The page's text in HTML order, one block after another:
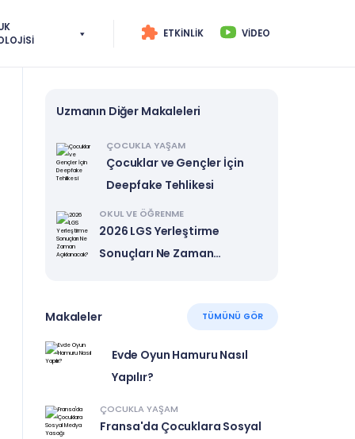
ETKINLIK VIDEO
Uzmanın Diğer Makaleleri
ÇOCUKLA YAŞAM
Çocuklar ve Gençler İçin
Deepfake Tehlikesi
OKUL VE ÖĞRENME
2026 LGS Yerleştirme
Sonuçları Ne Zaman
Makaleler TÜMÜNÜ GÖR
Evde Oyun Hamuru Nasıl
Yapılır?
ÇOCUKLA YAŞAM
Fransa'da Çocuklara Sosyal